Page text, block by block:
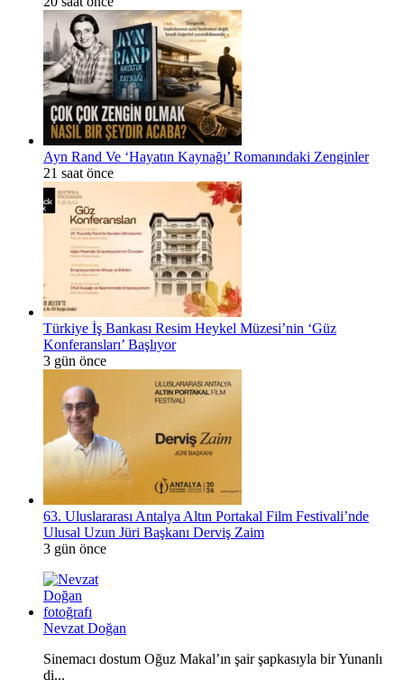
Ayn Rand Ve ‘Hayatın Kaynağı’ Romanındaki Zenginler
21 saat önce
Türkiye İş Bankası Resim Heykel Müzesi’nin ‘Güz
Konferansları’ Başlıyor
3 gün önce
63. Uluslararası Antalya Altın Portakal Film Festivali’nde
Ulusal Uzun Jüri Başkanı Derviş Zaim
3 gün önce
Nevzat Doğan
Sinemacı dostum Oğuz Makal’ın şair şapkasıyla bir Yunanlı
di...